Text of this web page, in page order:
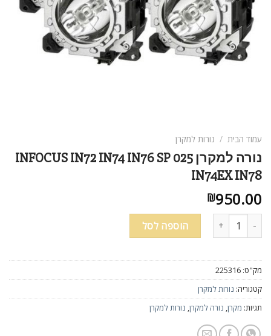
עמוד הבית / נורות למקרן
נורה למקרן INFOCUS IN72 IN74 IN76 SP 025
IN74EX IN78
₪950.00
כמות של נורה למקרן INFOCUS IN72 IN74 IN76 SP 025 IN74EX IN78 הוספה לסל
מק"ט: 225316
קטגוריה: נורות למקרן
תגיות: מקרן, נורה למקרן, נורות למקרן